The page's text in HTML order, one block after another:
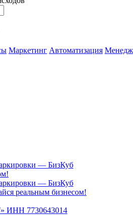
Маркетинг Автоматизация
— БизКуб
— БизКуб
реальным бизнесом!
ИНН 7730643014